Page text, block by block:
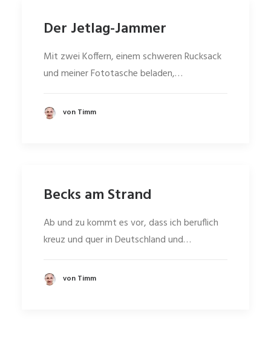
Der Jetlag-Jammer
Mit zwei Koffern, einem schweren Rucksack
und meiner Fototasche beladen,…
von Timm
Becks am Strand
Ab und zu kommt es vor, dass ich beruflich
kreuz und quer in Deutschland und…
von Timm